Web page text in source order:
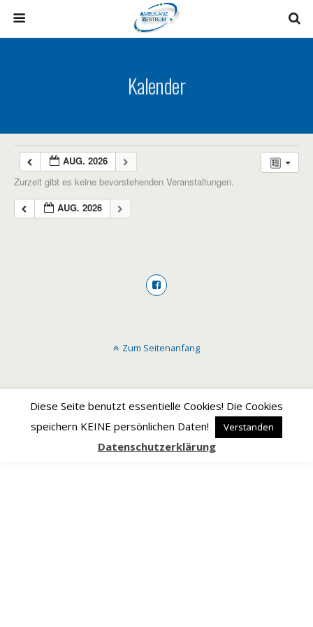
Kalender
AUG. 2026
Zurzeit gibt es keine bevorstehenden Veranstaltungen.
AUG. 2026
Diese Seite benutzt essentielle Cookies! Die Cookies
speichern KEINE persönlichen Daten!
Verstanden
Datenschutzerklärung
Zum Seitenanfang